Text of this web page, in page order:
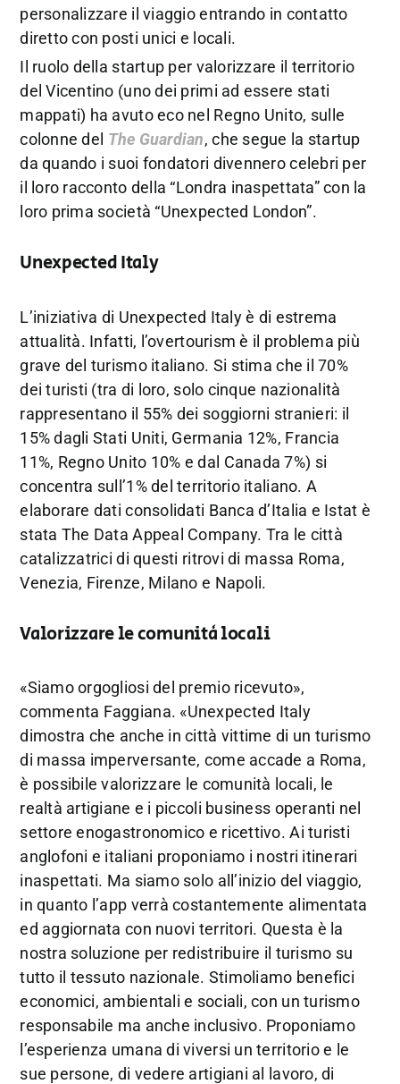
personalizzare il viaggio entrando in contatto
diretto con posti unici e locali.
Il ruolo della startup per valorizzare il territorio
del Vicentino (uno dei primi ad essere stati
mappati) ha avuto eco nel Regno Unito, sulle
colonne del The Guardian, che segue la startup
da quando i suoi fondatori divennero celebri per
il loro racconto della “Londra inaspettata” con la
loro prima società “Unexpected London”.
Unexpected Italy
L’iniziativa di Unexpected Italy è di estrema
attualità. Infatti, l’overtourism è il problema più
grave del turismo italiano. Si stima che il 70%
dei turisti (tra di loro, solo cinque nazionalità
rappresentano il 55% dei soggiorni stranieri: il
15% dagli Stati Uniti, Germania 12%, Francia
11%, Regno Unito 10% e dal Canada 7%) si
concentra sull’1% del territorio italiano. A
elaborare dati consolidati Banca d’Italia e Istat è
stata The Data Appeal Company. Tra le città
catalizzatrici di questi ritrovi di massa Roma,
Venezia, Firenze, Milano e Napoli.
Valorizzare le comunità locali
«Siamo orgogliosi del premio ricevuto»,
commenta Faggiana. «Unexpected Italy
dimostra che anche in città vittime di un turismo
di massa imperversante, come accade a Roma,
è possibile valorizzare le comunità locali, le
realtà artigiane e i piccoli business operanti nel
settore enogastronomico e ricettivo. Ai turisti
anglofoni e italiani proponiamo i nostri itinerari
inaspettati. Ma siamo solo all’inizio del viaggio,
in quanto l’app verrà costantemente alimentata
ed aggiornata con nuovi territori. Questa è la
nostra soluzione per redistribuire il turismo su
tutto il tessuto nazionale. Stimoliamo benefici
economici, ambientali e sociali, con un turismo
responsabile ma anche inclusivo. Proponiamo
l’esperienza umana di viversi un territorio e le
sue persone, di vedere artigiani al lavoro, di